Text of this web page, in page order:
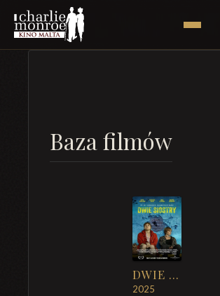
Baza filmów
DWIE SIOSTRY
2025